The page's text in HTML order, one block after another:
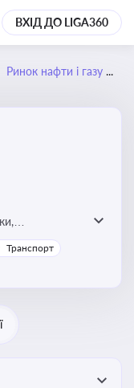
ВХІД ДО LIGA360
Ринок нафти і газу
природного
безпеки,
Транспорт